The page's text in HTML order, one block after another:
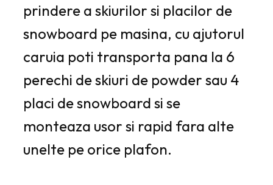
prindere a skiurilor si placilor de
snowboard pe masina, cu ajutorul
caruia poti transporta pana la 6
perechi de skiuri de powder sau 4
placi de snowboard si se
monteaza usor si rapid fara alte
unelte pe orice plafon.